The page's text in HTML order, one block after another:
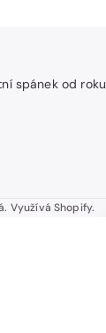
spánek od roku
. Využívá Shopify.